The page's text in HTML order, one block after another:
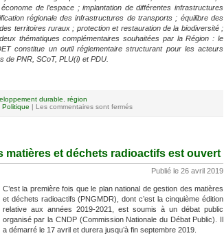
de l’espace ; implantation de différentes infrastructures
régionale des infrastructures de transports ; équilibre des
territoires ruraux ; protection et restauration de la biodiversité ;
thématiques complémentaires souhaitées par la Région : le
constitue un outil réglementaire structurant pour les acteurs
de PNR, SCoT, PLU(i) et PDU.
durable
région
Politique | Les commentaires sont fermés
matières et déchets radioactifs est ouvert
Publié le 26 avril 2019
C’est la première fois que le plan national de gestion des matières
et déchets radioactifs (PNGMDR), dont c’est la cinquième édition
relative aux années 2019-2021, est soumis à un débat public
organisé par la CNDP (Commission Nationale du Débat Public). Il
a démarré le 17 avril et durera jusqu’à fin septembre 2019.